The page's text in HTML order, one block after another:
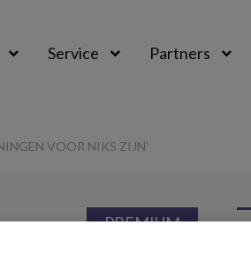
Service Partners
VOOR NIKS ZIJN'
PREMIUM